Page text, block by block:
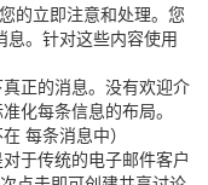
的立即注意和处理。您
息。针对这些内容使用
正的消息。没有欢迎介
化每条信息的布局。
每条消息中）
于传统的电子邮件客户